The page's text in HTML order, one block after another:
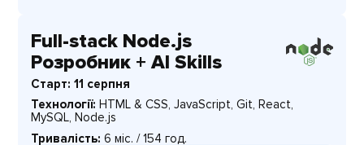
Full-stack Node.js
Розробник + AI Skills
Старт: 11 серпня
Технології:HTML & CSS, JavaScript, Git, React,
MySQL, Node.js
Тривалість:6 міс. / 154 год.